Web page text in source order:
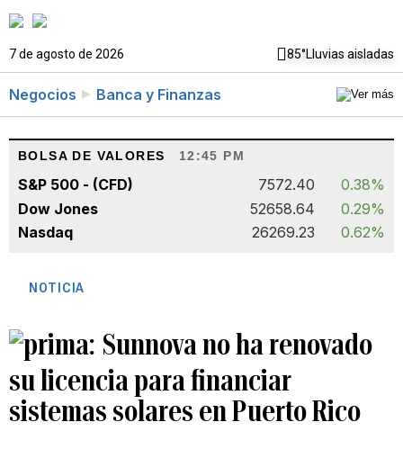
7 de agosto de 2026 85°Lluvias aisladas
Negocios Banca y Finanzas
BOLSA DE VALORES 12:45 PM
S&P 500 - (CFD) 7572.40
0.38%
Dow Jones
52658.64
0.29%
Nasdaq
26269.23 0.62%
NOTICIA
Sunnova no ha renovado
su licencia para financiar
sistemas solares en Puerto Rico